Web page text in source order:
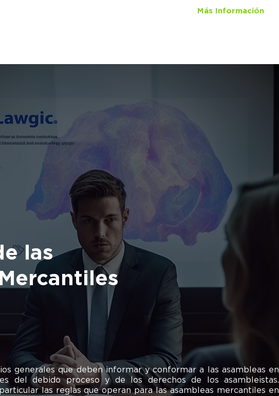
Más Información
generales que deben informar y conformar a las asambleas en
del debido proceso y de los derechos de los asambleistas.
las reglas que operan para las asambleas mercantiles en
las